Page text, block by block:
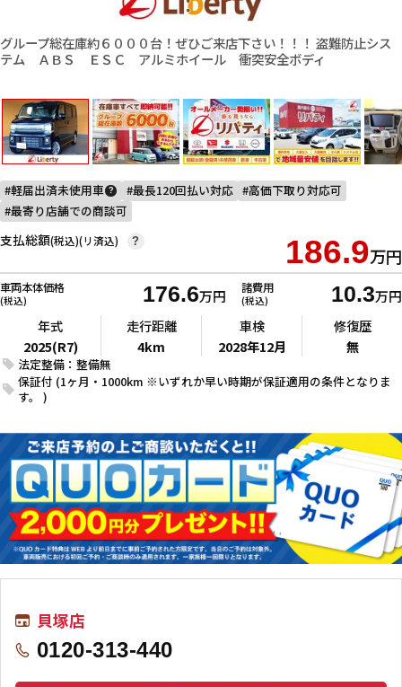
グループ総在庫約６０００台！ぜひご来店下さい！！！ 盗難防止シス
テム ＡＢＳ ＥＳＣ アルミホイール 衝突安全ボディ
軽届出済未使用車 ? 最長120回払い対応
高価下取り対応可
最寄り店舗での商談可
支払総額(税込)(リ済込) 186.9万円
?
車両本体価格
(税込) 176.6万円 諸費用
(税込) 10.3万円
法定整備：整備無
保証付 (1ヶ月・1000km ※いずれか早い時期が保証適用の条件となりま
す。 )
年式
2025(R7)
走行距離
4km
車検
2028年12月
修復歴
無
貝塚店
0120-313-440